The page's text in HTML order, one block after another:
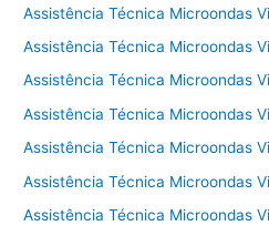
Assistência Técnica Microondas
Assistência Técnica Microondas
Assistência Técnica Microondas
Assistência Técnica Microondas
Assistência Técnica Microondas
Assistência Técnica Microondas
Assistência Técnica Microondas